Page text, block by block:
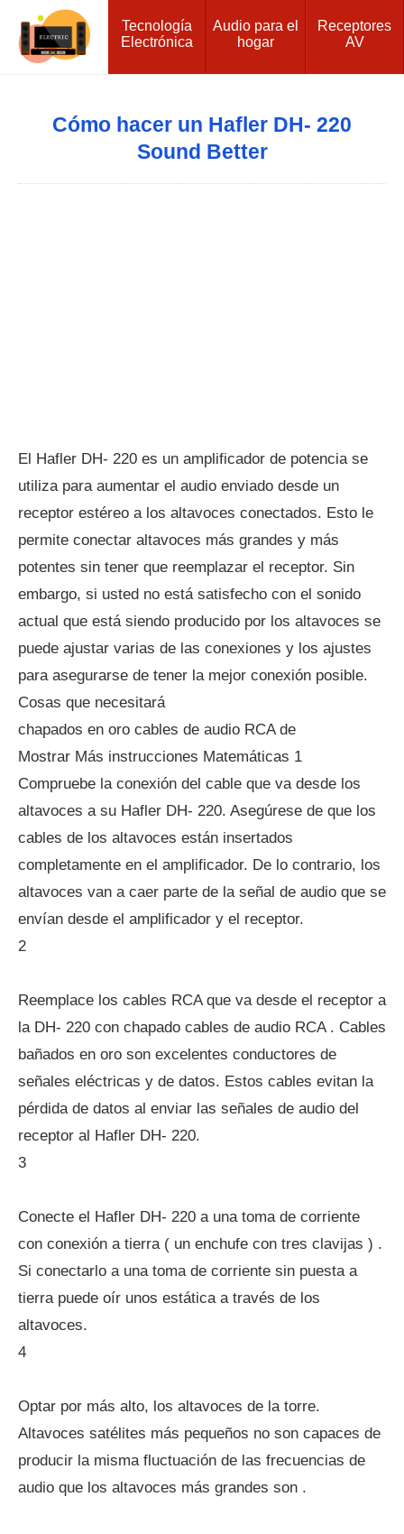
Tecnología
Electrónica
Audio para el
hogar
Receptores
AV
Cómo hacer un Hafler DH- 220
Sound Better
El Hafler DH- 220 es un amplificador de potencia se
utiliza para aumentar el audio enviado desde un
receptor estéreo a los altavoces conectados. Esto le
permite conectar altavoces más grandes y más
potentes sin tener que reemplazar el receptor. Sin
embargo, si usted no está satisfecho con el sonido
actual que está siendo producido por los altavoces se
puede ajustar varias de las conexiones y los ajustes
para asegurarse de tener la mejor conexión posible.
Cosas que necesitará
chapados en oro cables de audio RCA de
Mostrar Más instrucciones Matemáticas 1
Compruebe la conexión del cable que va desde los
altavoces a su Hafler DH- 220. Asegúrese de que los
cables de los altavoces están insertados
completamente en el amplificador. De lo contrario, los
altavoces van a caer parte de la señal de audio que se
envían desde el amplificador y el receptor.
2
Reemplace los cables RCA que va desde el receptor a
la DH- 220 con chapado cables de audio RCA . Cables
bañados en oro son excelentes conductores de
señales eléctricas y de datos. Estos cables evitan la
pérdida de datos al enviar las señales de audio del
receptor al Hafler DH- 220.
3
Conecte el Hafler DH- 220 a una toma de corriente
con conexión a tierra ( un enchufe con tres clavijas ) .
Si conectarlo a una toma de corriente sin puesta a
tierra puede oír unos estática a través de los
altavoces.
4
Optar por más alto, los altavoces de la torre.
Altavoces satélites más pequeños no son capaces de
producir la misma fluctuación de las frecuencias de
audio que los altavoces más grandes son .